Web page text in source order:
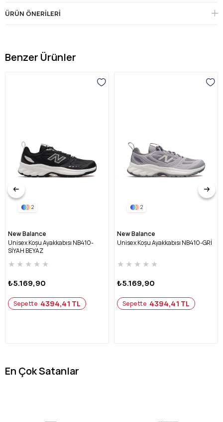
ÜRÜN ÖNERILERI
Benzer Ürünler
2
New Balance
Unisex Koşu Ayakkabısı NB410-
SİYAH BEYAZ
★ ★ ★ ★ ★
₺5.169,90
Sepette 4394,41 TL
2
New Balance
Unisex Koşu Ayakkabısı NB410-GRİ
★ ★ ★ ★ ★
₺5.169,90
Sepette 4394,41 TL
En Çok Satanlar